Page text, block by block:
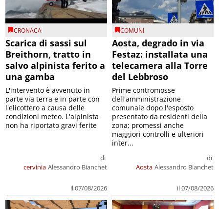
CRONACA
Scarica di sassi sul
Breithorn, tratto in
salvo alpinista ferito a
una gamba
cervinia
di
Alessandro Bianchet
il 07/08/2026
L'intervento è avvenuto in
parte via terra e in parte con
l'elicottero a causa delle
condizioni meteo. L'alpinista
non ha riportato gravi ferite
COMUNI
Aosta, degrado in via
Festaz: installata una
telecamera alla Torre
del Lebbroso
Aosta
di
Alessandro Bianchet
il 07/08/2026
Prime contromosse
dell'amministrazione
comunale dopo l'esposto
presentato da residenti della
zona; promessi anche
maggiori controlli e ulteriori
inter...